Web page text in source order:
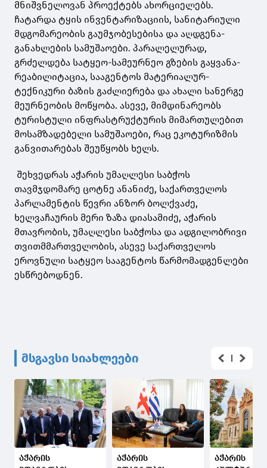
მნიშვნელოვან პროექტებს ახორციელებს.
ჩატარდა ტყის ინვენტარიზაციის, სანიტარიული
მდგომარეობის გაუმჯობესებისა და აღდგენა-
განახლების სამუშაოები. პარალელურად,
გრძელდება სატყეო-სამეურნეო გზების გაყვანა-
რეაბილიტაცია, სააგენტოს მატერიალურ-
ტექნიკური ბაზის გაძლიერება და ახალი სანერგე
მეურნეობის მოწყობა. ასევე, მიმდინარეობს
ტურისტული ინფრასტრუქტურის მიმართულებით
მოსამზადებელი სამუშაოები, რაც ეკოტურიზმის
განვითარებას შეუწყობს ხელს.
შეხვედრას აჭარის უმაღლესი საბჭოს
თავმჯდომარე ცოტნე ანანიძე, საქართველოს
პარლამენტის წევრი ანზორ ბოლქვაძე,
ხელვაჩაურის მერი ზაზა დიასამიძე, აჭარის
მთავრობის, უმაღლესი საბჭოსა და ადგილობრივი
თვითმმართველობის, ასევე საქართველოს
ეროვნული სატყეო სააგენტოს წარმომადგენლები
ესწრებოდნენ.
მსგავსი სიახლეები
აჭარის
აჭარის
️​აჭარის